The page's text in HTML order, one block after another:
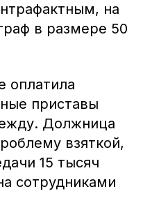
на
в размере 50
оплатила
приставы
Должница
взяткой,
15 тысяч
сотрудниками